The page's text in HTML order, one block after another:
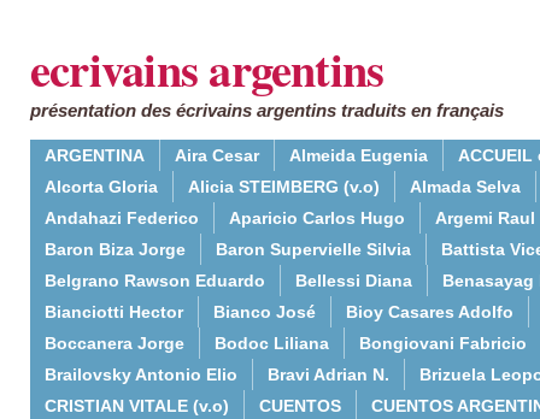
ecrivains argentins
présentation des écrivains argentins traduits en français
ARGENTINA Aira Cesar Almeida Eugenia
ACCUEIL
Alcorta Gloria
Alicia STEIMBERG (v.o)
Almada Selva
Andahazi Federico
Aparicio Carlos Hugo
Argemi Raul
Baron Biza Jorge
Baron Supervielle Silvia
Battista
Belgrano Rawson Eduardo
Bellessi Diana
Benasayag
Bianciotti Hector
Bianco José
Bioy Casares Adolfo
Boccanera Jorge
Bodoc Liliana
Bongiovani Fabricio
Brailovsky Antonio Elio
Bravi Adrian N.
Brizuela
CRISTIAN VITALE (v.o)
CUENTOS
CUENTOS